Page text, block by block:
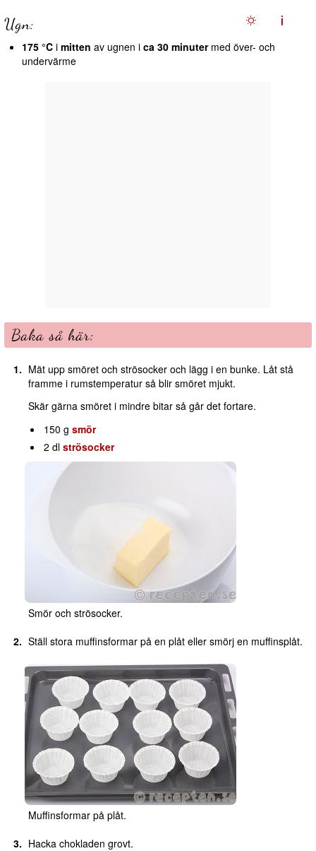
Ugn:
175 °C i mitten av ugnen i ca 30 minutermed över- och
undervärme
Baka så här:
Mät upp smöret och strösocker och lägg i en bunke. Låt stå
framme i rumstemperatur så blir smöret mjukt.
Skär gärna smöret i mindre bitar så går det fortare.
150 gsmör
2 dlströsocker
Smör och strösocker.
Ställ stora muffinsformar på en plåt eller smörj en muffinsplåt.
Muffinsformar på plåt.
Hacka chokladen grovt.